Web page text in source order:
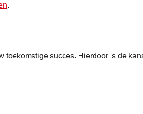
.
toekomstige succes. Hierdoor is de